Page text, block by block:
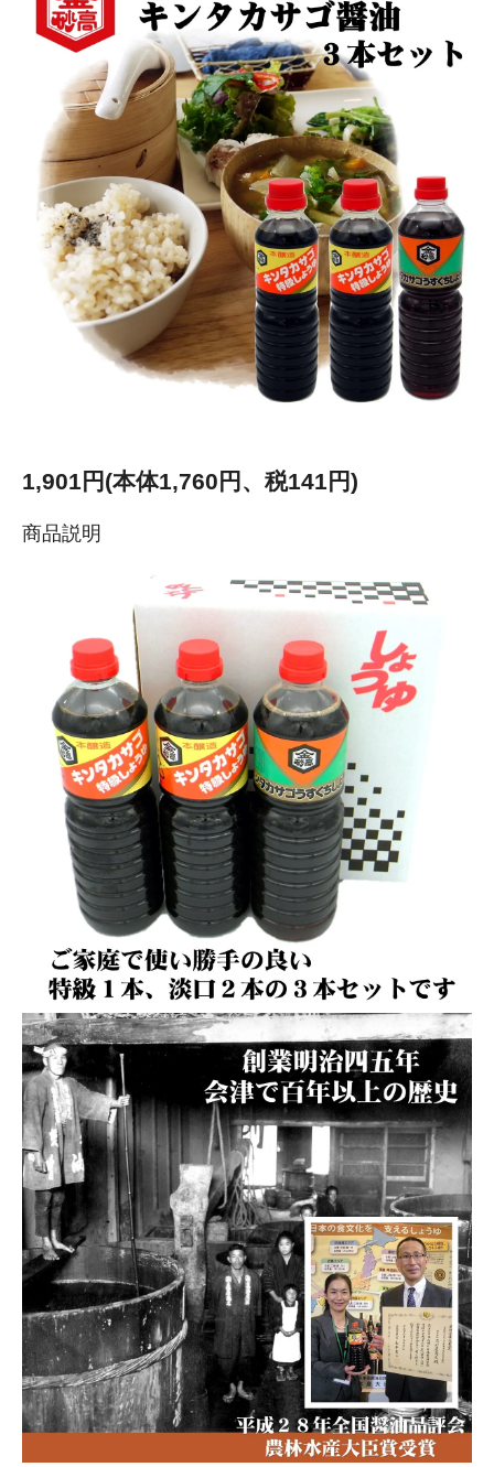
1,901円(本体1,760円、税141円)
商品説明